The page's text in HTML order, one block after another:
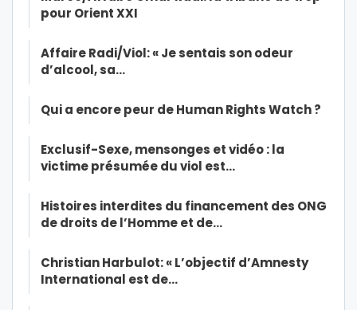
pour Orient XXI
Affaire Radi/Viol: « Je sentais son odeur
d’alcool, sa…
Qui a encore peur de Human Rights Watch ?
Exclusif-Sexe, mensonges et vidéo : la
victime présumée du viol est…
Histoires interdites du financement des ONG
de droits de l’Homme et de…
Christian Harbulot: « L’objectif d’Amnesty
International est de…